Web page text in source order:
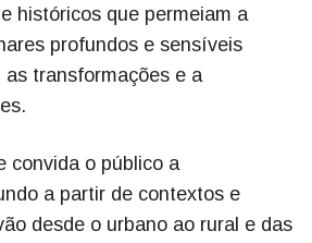
históricos que permeiam a
profundos e sensíveis
transformações e a
convida o público a
a partir de contextos e
desde o urbano ao rural e das